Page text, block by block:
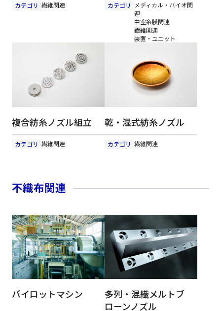
カテゴリ 繊維関連 カテゴリ
メディカル・バイオ関
連
中空糸膜関連
繊維関連
装置・ユニット
複合紡糸ノズル組立
カテゴリ 繊維関連
乾・湿式紡糸ノズル
カテゴリ 繊維関連
不織布関連
パイロットマシン
多列・混繊メルトブ
ローンノズル